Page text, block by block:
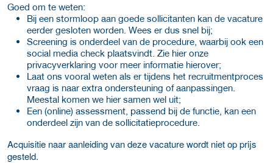
Goed om te weten:​
Bij een stormloop aan goede sollicitanten kan de vacature
eerder gesloten worden. Wees er dus snel bij;​
Screening is onderdeel van de procedure, waarbij ook een
social media check plaatsvindt. Zie hier onze
privacyverklaring voor meer informatie hierover;​
Laat ons vooral weten als er tijdens het recruitmentproces
vraag is naar extra ondersteuning of aanpassingen.
Meestal komen we hier samen wel uit;​
Een (online) assessment, passend bij de functie, kan een
onderdeel zijn van de sollicitatieprocedure.
Acquisitie naar aanleiding van deze vacature wordt niet op prijs
gesteld.​